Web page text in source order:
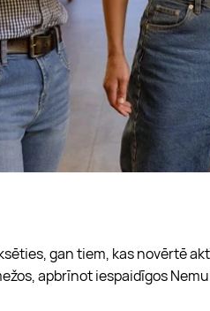
gan tiem, kas novērtē
apbrīnot iespaidīgos